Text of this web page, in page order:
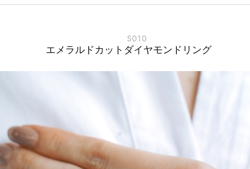
S010
エメラルドカットダイヤモンドリング